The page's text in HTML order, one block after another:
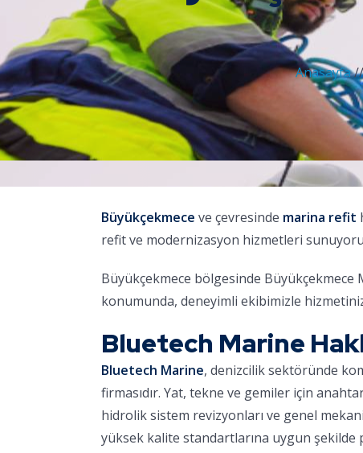
Anasayfa
Büyükçekmece ve çevresinde marina refit
refit ve modernizasyon hizmetleri
Büyükçekmece bölgesinde
konumunda, deneyimli ekibimizle
Bluetech Marine
Bluetech Marine, denizcilik sektöründe
firmasıdır. Yat, tekne ve gemiler için
hidrolik sistem revizyonları ve genel
yüksek kalite standartlarına uygun şekilde